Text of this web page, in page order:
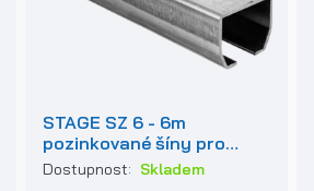
STAGE SZ 6 - 6m
pozinkované šíny pro
posuvné brány do 400kg
Dostupnost: Skladem